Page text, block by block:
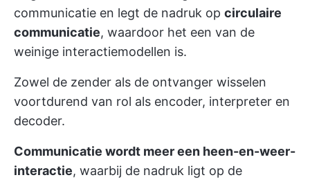
communicatie en legt de nadruk op circulaire
communicatie, waardoor het een van de
weinige interactiemodellen is.
Zowel de zender als de ontvanger wisselen
voortdurend van rol als encoder, interpreter en
decoder.
Communicatie wordt meer een heen-en-weer-
interactie, waarbij de nadruk ligt op de